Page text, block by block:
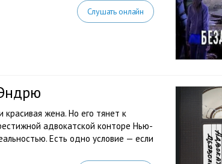
Слушать онлайн
красивая жена. Но его тянет к
адвокатской конторе Нью-
Есть одно условие — если